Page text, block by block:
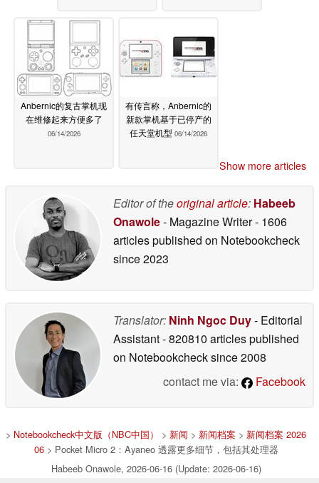
Anbernic的复古掌机现
在维修起来方便多了
06/14/2026
有传言称，Anbernic的
新款掌机基于已停产的
任天堂机型 06/14/2026
Show more articles
Editor of theoriginal article: Habeeb
Onawole- Magazine Writer- 1606
articles published on Notebookcheck
since 2023
Translator: Ninh Ngoc Duy- Editorial
Assistant- 820810 articles published
on Notebookchecksince 2008
contact me via:
Facebook
> Notebookcheck中文版（NBC中国） > 新闻 > 新闻档案 > 新闻档案 2026
06> Pocket Micro 2：Ayaneo 透露更多细节，包括其处理器
Habeeb Onawole, 2026-06-16 (Update: 2026-06-16)